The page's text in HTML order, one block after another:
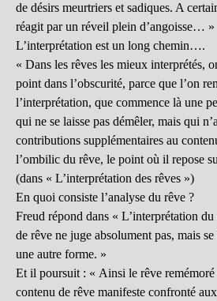
de désirs meurtriers et sadiques. A
réagit par un réveil plein d’angoisse… »
L’interprétation est un long chemin….
« Dans les rêves les mieux interprétés,
point dans l’obscurité, parce que l’on
l’interprétation, que commence là une
qui ne se laisse pas démêler, mais qui
contributions supplémentaires au
l’ombilic du rêve, le point où il repose
(dans « L’interprétation des rêves »)
En quoi consiste l’analyse du rêve ?
Freud répond dans « L’interprétation
de rêve ne juge absolument pas, mais
une autre forme. »
Et il poursuit : « Ainsi le rêve
contenu de rêve manifeste confronté